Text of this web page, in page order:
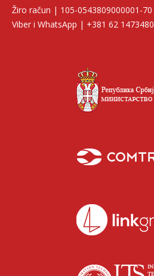
Žiro račun | 105-0543809000001-70
Viber i WhatsApp | +381 62 1473480